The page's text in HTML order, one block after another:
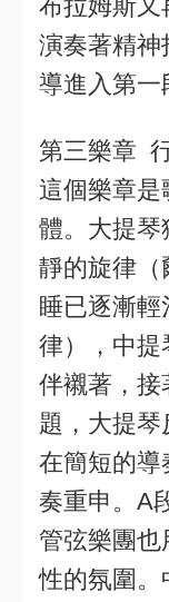
布拉姆斯又
演奏著精神
導進入第一
第三樂章
這個樂章是
體。大提琴
靜的旋律（
睡已逐漸輕
律），中提
伴襯著，接
題，大提琴
在簡短的導
奏重申。A
管弦樂團也
性的氛圍。